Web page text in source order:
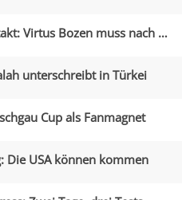
Derbykracher zum Auftakt: Virtus Bozen muss nach Obermais
unterschreibt in Türkei
Cup als Fanmagnet
Die USA können kommen